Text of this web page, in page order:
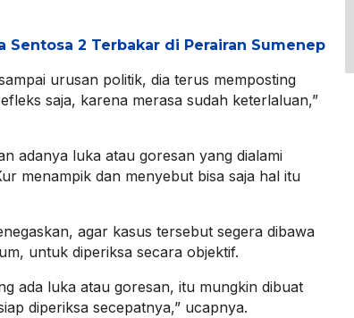
Sentosa 2 Terbakar di Perairan Sumenep
urusan politik, dia terus memposting
saja, karena merasa sudah keterlaluan,”
adanya luka atau goresan yang dialami
menampik dan menyebut bisa saja hal itu
agar kasus tersebut segera dibawa
untuk diperiksa secara objektif.
ada luka atau goresan, itu mungkin dibuat
diperiksa secepatnya,” ucapnya.